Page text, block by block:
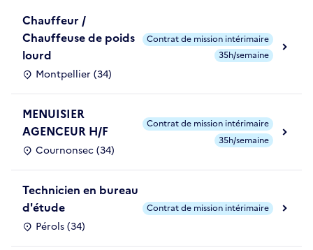
Chauffeur /
Chauffeuse de poids
lourd
Montpellier (34)
Contrat de mission intérimaire
35h/semaine
MENUISIER
AGENCEUR H/F
Cournonsec (34)
Contrat de mission intérimaire
35h/semaine
Technicien en bureau
d'étude
Pérols (34)
Contrat de mission intérimaire